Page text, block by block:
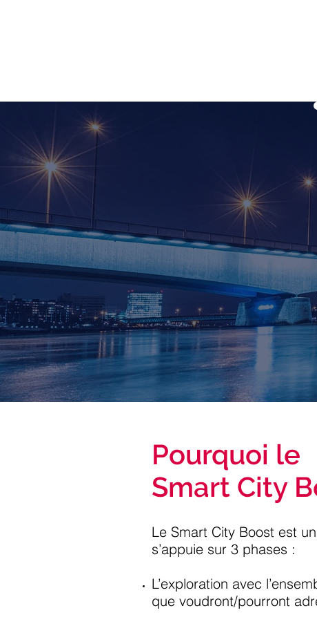
Pourquoi le
Smart City
Le Smart City Boost est
s’appuie sur 3 phases :
L’exploration avec
que voudront/pourront